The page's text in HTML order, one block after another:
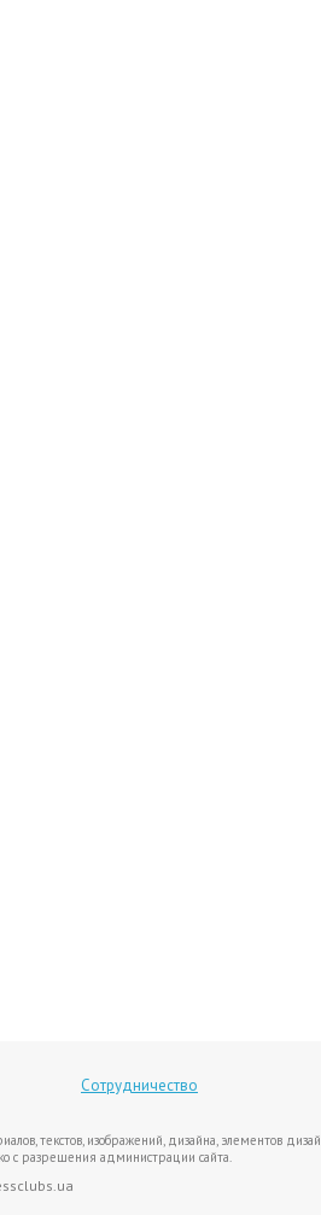
Сотрудничество
текстов, изображений, дизайна, элементов
с разрешения администрации сайта.